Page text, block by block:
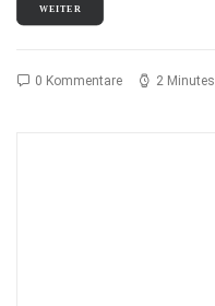
WEITER
0 Kommentare 2 Minutes